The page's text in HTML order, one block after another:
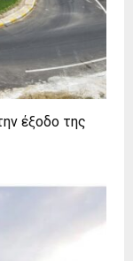
έξοδο της